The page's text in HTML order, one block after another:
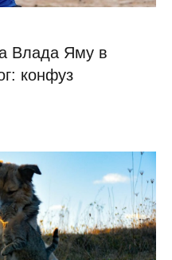
Влада Яму в
конфуз